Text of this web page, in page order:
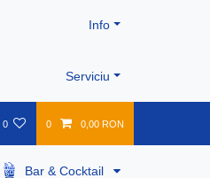
Info
Serviciu
0 0 0,00 RON
Bar & Cocktail